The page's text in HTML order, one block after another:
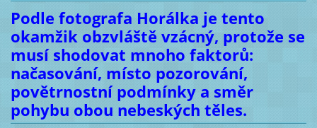
Podle fotografa Horálka je tento
okamžik obzvláště vzácný, protože se
musí shodovat mnoho faktorů:
načasování, místo pozorování,
povětrnostní podmínky a směr
pohybu obou nebeských těles.